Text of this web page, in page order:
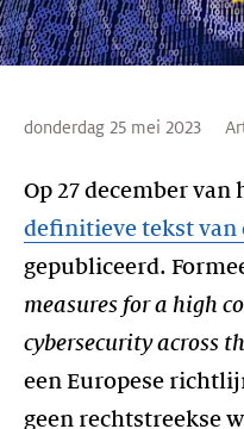
donderdag 25 mei 2023
Op 27 december van
definitieve tekst van
gepubliceerd.
measures for a high
cybersecurity across
een Europese
geen rechtstreekse